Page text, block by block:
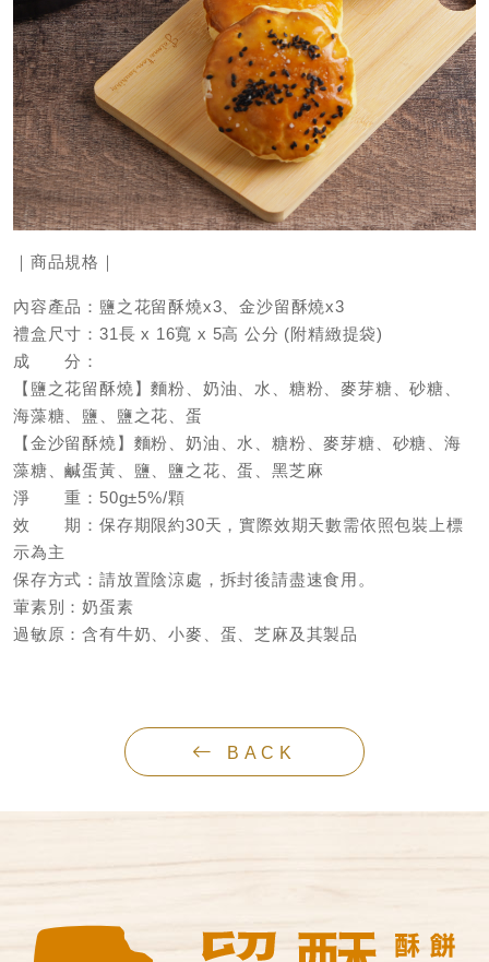
｜商品規格｜
內容產品：鹽之花留酥燒x3、金沙留酥燒x3
禮盒尺寸：31長 x 16寬 x 5高 公分 (附精緻提袋)
成 分：
【鹽之花留酥燒】麵粉、奶油、水、糖粉、麥芽糖、砂糖、
海藻糖、鹽、鹽之花、蛋
【金沙留酥燒】麵粉、奶油、水、糖粉、麥芽糖、砂糖、海
藻糖、鹹蛋黃、鹽、鹽之花、蛋、黑芝麻
淨 重：50g±5%/顆
效 期：保存期限約30天，實際效期天數需依照包裝上標
示為主
保存方式：請放置陰涼處，拆封後請盡速食用。
葷素別：奶蛋素
過敏原：含有牛奶、小麥、蛋、芝麻及其製品
BACK